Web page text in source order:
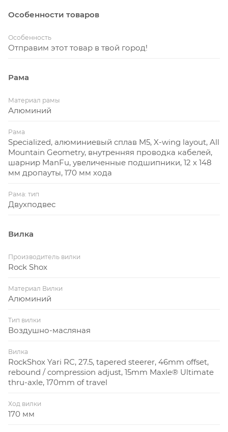
Особенности товаров
Особенность
Отправим этот товар в твой город!
Рама
Материал рамы
Алюминий
Рама
Specialized, алюминиевый сплав M5, X-wing layout, All
Mountain Geometry, внутренняя проводка кабелей,
шарнир ManFu, увеличенные подшипники, 12 x 148
мм дропауты, 170 мм хода
Рама: тип
Двухподвес
Вилка
Производитель вилки
Rock Shox
Материал Вилки
Алюминий
Тип вилки
Воздушно-масляная
Вилка
RockShox Yari RC, 27.5, tapered steerer, 46mm offset,
rebound / compression adjust, 15mm Maxle® Ultimate
thru-axle, 170mm of travel
Ход вилки
170 мм